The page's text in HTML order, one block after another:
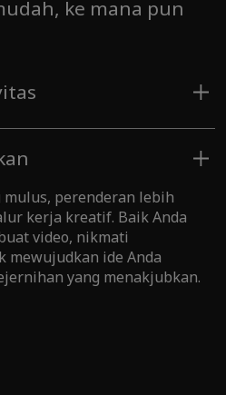
ke mana pun
lebih cepat dan cerdas,
level perangkat keras
Anda. Cukup login
dan nikmati
Anda.
Core™ Ultra 9
perenderan lebih
kerja kreatif. Baik Anda
video, nikmati
mewujudkan ide Anda
yang menakjubkan.